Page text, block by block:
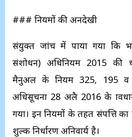
### नियमों की अनदेखी
संयुक्त जांच में पाया गया कि
संशोधन) अधिनियम 2015 की
मैनुअल के नियम 325, 195 व
अधिसूचना 28 अप्रैल 2016 के
गया। इन नियमों के तहत संपत्ति
शुल्क निर्धारण अनिवार्य है।